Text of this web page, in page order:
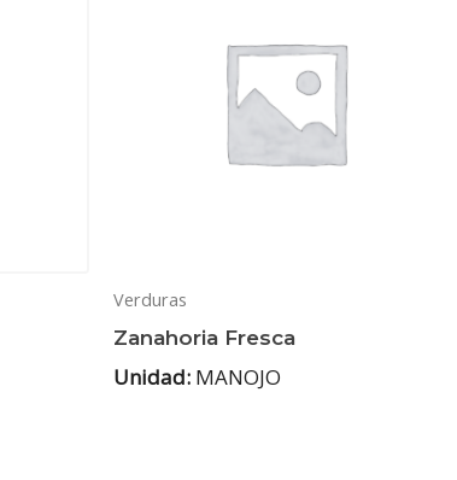
Verduras
Zanahoria Fresca
Unidad: MANOJO